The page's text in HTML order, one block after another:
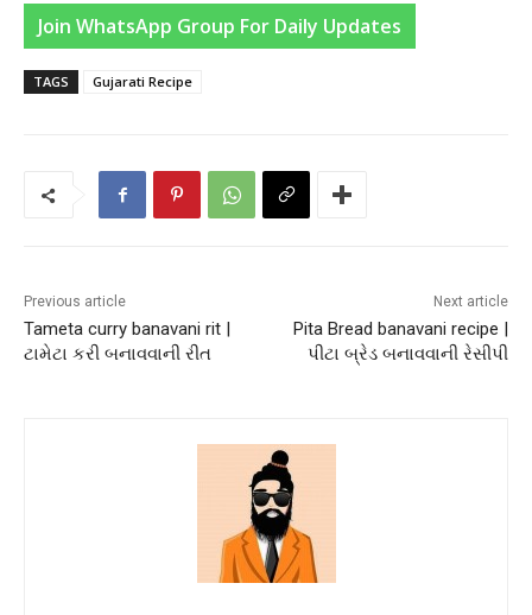
Join WhatsApp Group For Daily Updates
TAGS Gujarati Recipe
Previous article
Tameta curry banavani rit |
ટામેટા કરી બનાવવાની રીત
Next article
Pita Bread banavani recipe |
પીટા બ્રેડ બનાવવાની રેસીપી